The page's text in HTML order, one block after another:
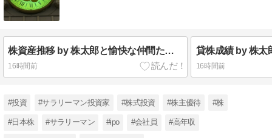
株資産推移 by 株太郎と愉快な仲間たち ｜ 2007年から投資開始した株太郎の株資産推移を公開
16時間前 16時間前
#投資 #サラリーマン投資家 #株式投資 #株主優待 #株
#日本株 #サラリーマン #ipo #会社員 #高年収